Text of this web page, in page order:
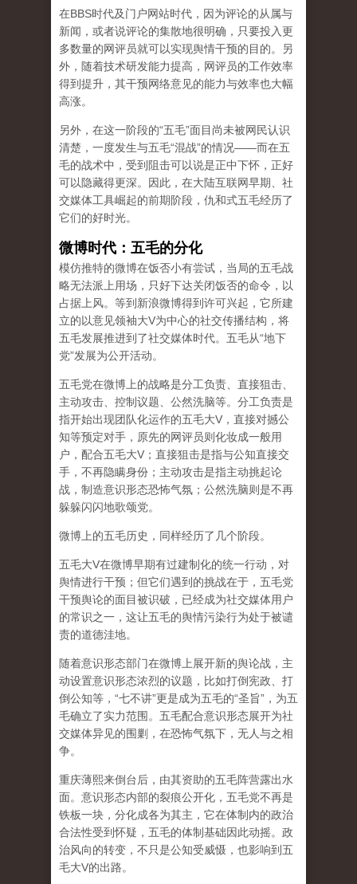
在BBS时代及门户网站时代，因为评论的从属与
新闻，或者说评论的集散地很明确，只要投入更
多数量的网评员就可以实现舆情干预的目的。另
外，随着技术研发能力提高，网评员的工作效率
得到提升，其干预网络意见的能力与效率也大幅
高涨。
另外，在这一阶段的“五毛”面目尚未被网民认识
清楚，一度发生与五毛“混战”的情况——而在五
毛的战术中，受到阻击可以说是正中下怀，正好
可以隐藏得更深。因此，在大陆互联网早期、社
交媒体工具崛起的前期阶段，仇和式五毛经历了
它们的好时光。
微博时代：五毛的分化
模仿推特的微博在饭否小有尝试，当局的五毛战
略无法派上用场，只好下达关闭饭否的命令，以
占据上风。等到新浪微博得到许可兴起，它所建
立的以意见领袖大V为中心的社交传播结构，将
五毛发展推进到了社交媒体时代。五毛从“地下
党”发展为公开活动。
五毛党在微博上的战略是分工负责、直接狙击、
主动攻击、控制议题、公然洗脑等。分工负责是
指开始出现团队化运作的五毛大V，直接对撼公
知等预定对手，原先的网评员则化妆成一般用
户，配合五毛大V；直接狙击是指与公知直接交
手，不再隐瞒身份；主动攻击是指主动挑起论
战，制造意识形态恐怖气氛；公然洗脑则是不再
躲躲闪闪地歌颂党。
微博上的五毛历史，同样经历了几个阶段。
五毛大V在微博早期有过建制化的统一行动，对
舆情进行干预；但它们遇到的挑战在于，五毛党
干预舆论的面目被识破，已经成为社交媒体用户
的常识之一，这让五毛的舆情污染行为处于被谴
责的道德洼地。
随着意识形态部门在微博上展开新的舆论战，主
动设置意识形态浓烈的议题，比如打倒宪政、打
倒公知等，“七不讲”更是成为五毛的“圣旨”，为五
毛确立了实力范围。五毛配合意识形态展开为社
交媒体异见的围剿，在恐怖气氛下，无人与之相
争。
重庆薄熙来倒台后，由其资助的五毛阵营露出水
面。意识形态内部的裂痕公开化，五毛党不再是
铁板一块，分化成各为其主，它在体制内的政治
合法性受到怀疑，五毛的体制基础因此动摇。政
治风向的转变，不只是公知受威慑，也影响到五
毛大V的出路。